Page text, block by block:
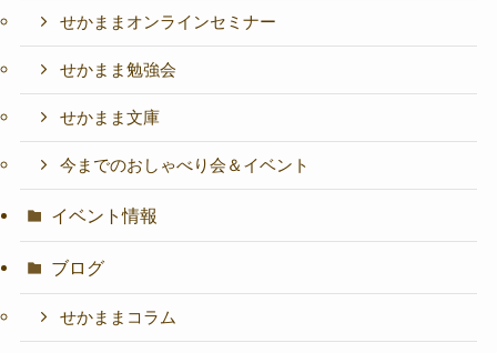
せかままオンラインセミナー
せかまま勉強会
せかまま文庫
今までのおしゃべり会＆イベント
イベント情報
ブログ
せかままコラム